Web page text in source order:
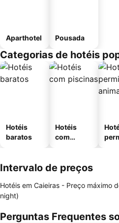
Aparthotel Pousada
Categorias de hotéis
Hotéis
baratos
Hotéis
com
Intervalo de preços
Hotéis em Caieiras - Preço máximo
night)
Perguntas Frequentes